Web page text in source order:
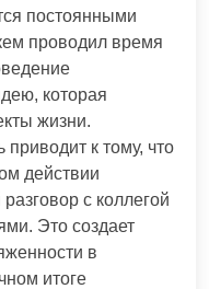
постоянными
проводил время
которая
жизни.
к тому, что
действии
с коллегой
Это создает
в
итоге